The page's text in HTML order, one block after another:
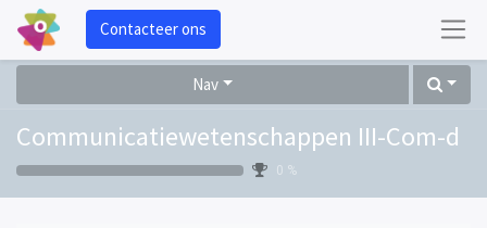
Contacteer ons
Nav
Communicatiewetenschappen III-Com-d
0 %